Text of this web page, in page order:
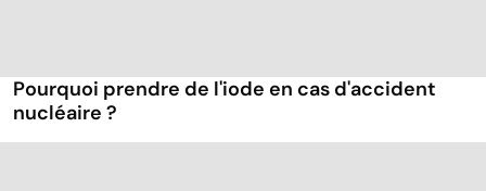
Pourquoi prendre de l'iode en cas d'accident
nucléaire ?